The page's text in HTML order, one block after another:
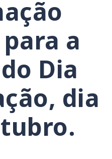
a
Dia
dia